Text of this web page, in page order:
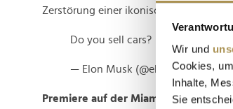
Wir und
Cookies,
Inhalte,
Sie
Zerstörung einer ikonischen Marke.
Do you sell cars?
— Elon Musk (@elonmusk)
Premiere auf der Miami Art Week